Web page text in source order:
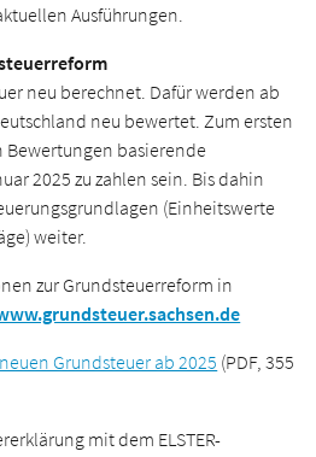
Ausführungen.
neu berechnet. Dafür werden ab
neu bewertet. Zum ersten
Bewertungen basierende
2025 zu zahlen sein. Bis dahin
(Einheitswerte
weiter.
zur Grundsteuerreform in
Grundsteuer ab 2025 (PDF, 355
mit dem ELSTER-